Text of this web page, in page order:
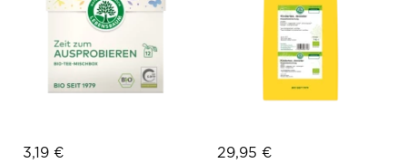
3,19 € 29,95 €